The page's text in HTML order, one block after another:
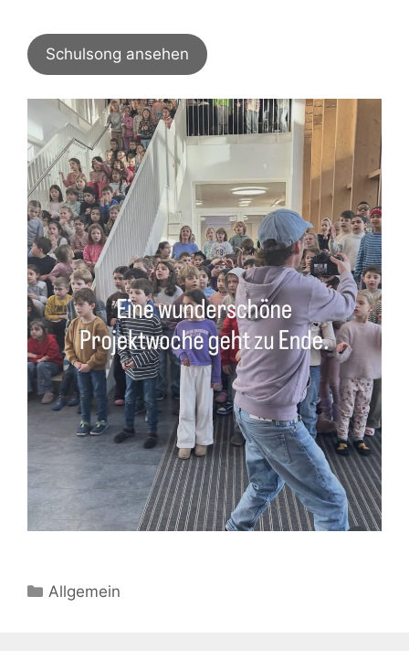
Schulsong ansehen
Kategorien
Allgemein